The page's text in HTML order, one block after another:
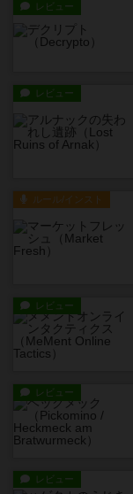
レビュー
レビュー
ルール/インスト
レビュー
レビュー
レビュー